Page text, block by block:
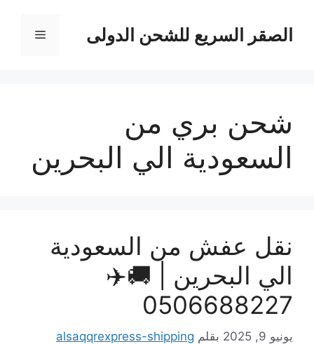
المحتوىالصقر السريع للشحن الدولى القائمة
شحن بري من
السعودية الي البحرين
نقل عفش من السعودية
الي البحرين | 🚚✈️
0506688227
يونيو 9, 2025 بقلم alsaqqrexpress-shipping